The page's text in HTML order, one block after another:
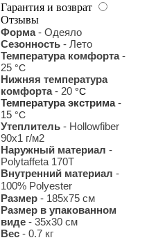
Гарантия и возврат
Отзывы
Форма- Одеяло
Сезонность - Лето
Температура комфорта-
25 °С
Нижняя температура
комфорта- 20 °С
Температура экстрима-
15 °С
Утеплитель - Hollowfiber
90x1 г/м2
Наружный материал -
Polytaffeta 170T
Внутренний материал -
100% Polyester
Размер - 185х75 см
Размер в упакованном
виде - 35x30 см
Вес - 0.7 кг